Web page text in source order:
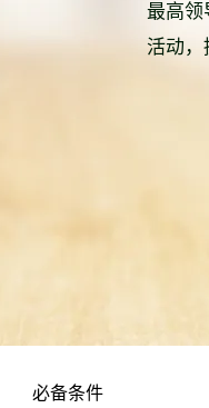
最高领
活动，
必备条件